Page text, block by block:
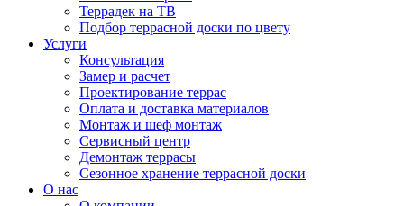
Террадек на ТВ
Подбор террасной доски по цвету
Услуги
Консультация
Замер и расчет
Проектирование террас
Оплата и доставка материалов
Монтаж и шеф монтаж
Сервисный центр
Демонтаж террасы
Сезонное хранение террасной доски
О нас